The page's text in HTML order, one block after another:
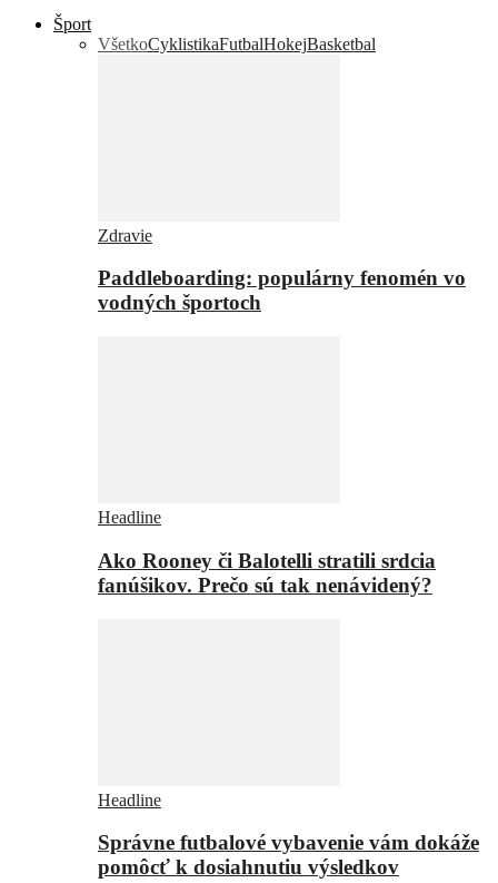
Šport
VšetkoCyklistikaFutbalHokejBasketbal
Zdravie
Paddleboarding: populárny fenomén vo
vodných športoch
Headline
Ako Rooney či Balotelli stratili srdcia
fanúšikov. Prečo sú tak nenávidený?
Headline
Správne futbalové vybavenie vám dokáže
pomôcť k dosiahnutiu výsledkov